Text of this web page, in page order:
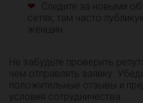
Следите за новыми
сетях, там часто
женщин.
Не забудьте проверить
чем отправлять заявку.
положительные отзывы и
условия сотрудничества.